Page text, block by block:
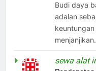
Budi daya
adalan
menjanjikan.
sewa alat